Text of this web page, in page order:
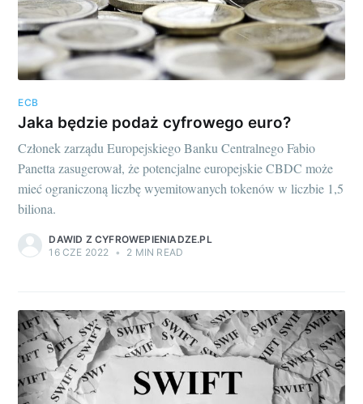
ECB
Jaka będzie podaż cyfrowego euro?
Członek zarządu Europejskiego Banku Centralnego Fabio
Panetta zasugerował, że potencjalne europejskie CBDC może
mieć ograniczoną liczbę wyemitowanych tokenów w liczbie 1,5
biliona.
DAWID Z CYFROWEPIENIADZE.PL
16 CZE 2022
• 2 MIN READ